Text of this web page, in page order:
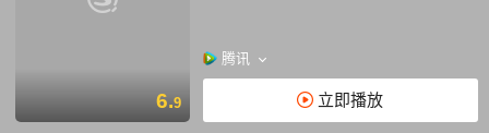
6.9
腾讯
立即播放